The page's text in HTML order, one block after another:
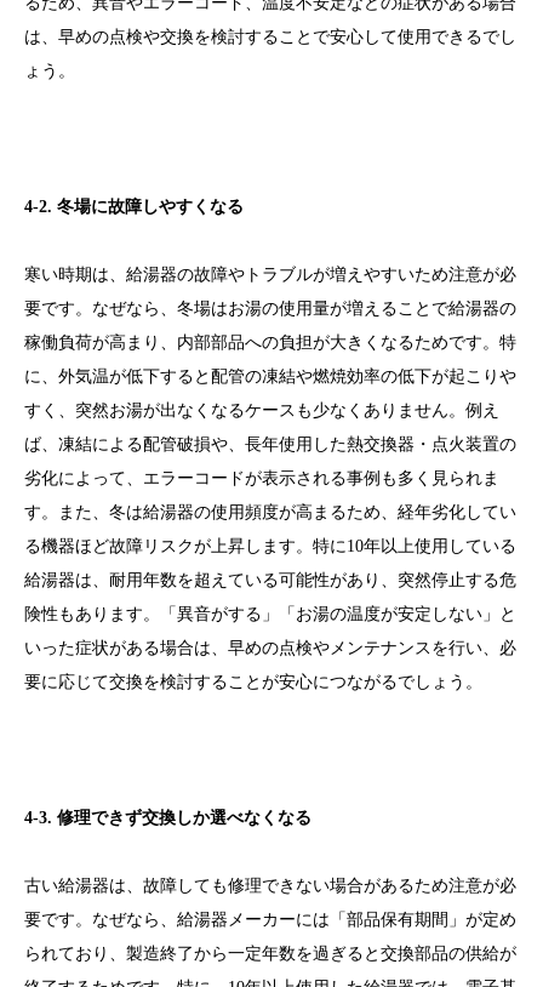
は、早めの点検や交換を検討することで安心して使用できるでし
ょう。
4-2. 冬場に故障しやすくなる
寒い時期は、給湯器の故障やトラブルが増えやすいため注意が必
要です。なぜなら、冬場はお湯の使用量が増えることで給湯器の
稼働負荷が高まり、内部部品への負担が大きくなるためです。特
に、外気温が低下すると配管の凍結や燃焼効率の低下が起こりや
すく、突然お湯が出なくなるケースも少なくありません。例え
ば、凍結による配管破損や、長年使用した熱交換器・点火装置の
劣化によって、エラーコードが表示される事例も多く見られま
す。また、冬は給湯器の使用頻度が高まるため、経年劣化してい
る機器ほど故障リスクが上昇します。特に10年以上使用している
給湯器は、耐用年数を超えている可能性があり、突然停止する危
険性もあります。「異音がする」「お湯の温度が安定しない」と
いった症状がある場合は、早めの点検やメンテナンスを行い、必
要に応じて交換を検討することが安心につながるでしょう。
4-3. 修理できず交換しか選べなくなる
古い給湯器は、故障しても修理できない場合があるため注意が必
要です。なぜなら、給湯器メーカーには「部品保有期間」が定め
られており、製造終了から一定年数を過ぎると交換部品の供給が